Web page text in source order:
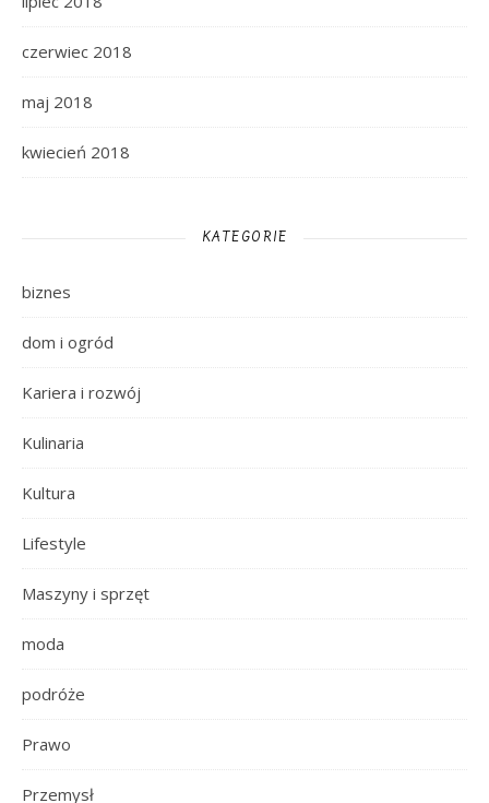
czerwiec 2018
maj 2018
kwiecień 2018
KATEGORIE
biznes
dom i ogród
Kariera i rozwój
Kulinaria
Kultura
Lifestyle
Maszyny i sprzęt
moda
podróże
Prawo
Przemysł